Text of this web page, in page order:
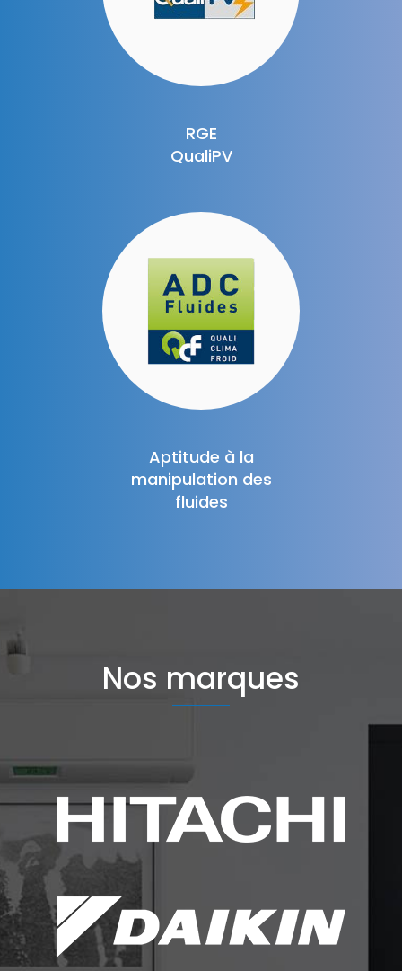
RGE
QualiPV
Aptitude à la
manipulation des
fluides
Nos marques